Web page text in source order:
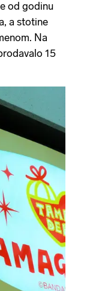
od godinu
a stotine
Na
15